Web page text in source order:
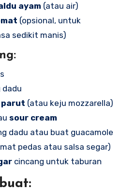
ayam (atau air)
(opsional, untuk
sedikit manis)
dadu
parut (atau keju mozzarella)
sour cream
dadu atau buat guacamole
pedas atau salsa segar)
cincang untuk taburan